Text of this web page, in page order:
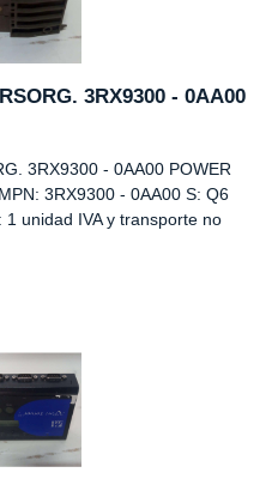
3RX9300 - 0AA00
3RX9300 - 0AA00 POWER
3RX9300 - 0AA00 S: Q6
unidad IVA y transporte no